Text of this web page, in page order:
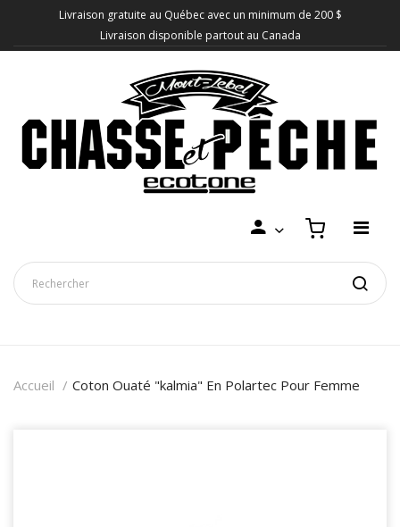
Livraison gratuite au Québec avec un minimum de 200 $
Livraison disponible partout au Canada
Accueil Coton Ouaté "kalmia" En Polartec Pour Femme